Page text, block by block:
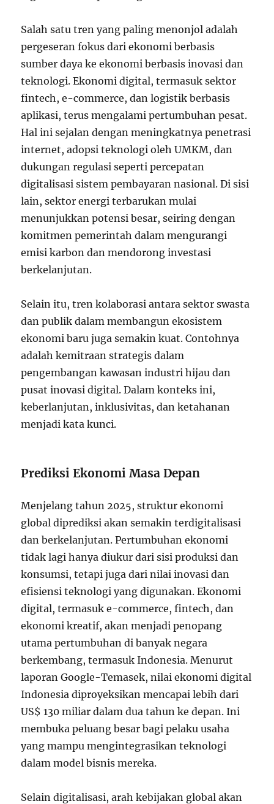
Salah satu tren yang paling menonjol adalah
pergeseran fokus dari ekonomi berbasis
sumber daya ke ekonomi berbasis inovasi dan
teknologi. Ekonomi digital, termasuk sektor
fintech, e-commerce, dan logistik berbasis
aplikasi, terus mengalami pertumbuhan pesat.
Hal ini sejalan dengan meningkatnya penetrasi
internet, adopsi teknologi oleh UMKM, dan
dukungan regulasi seperti percepatan
digitalisasi sistem pembayaran nasional. Di sisi
lain, sektor energi terbarukan mulai
menunjukkan potensi besar, seiring dengan
komitmen pemerintah dalam mengurangi
emisi karbon dan mendorong investasi
berkelanjutan.
Selain itu, tren kolaborasi antara sektor swasta
dan publik dalam membangun ekosistem
ekonomi baru juga semakin kuat. Contohnya
adalah kemitraan strategis dalam
pengembangan kawasan industri hijau dan
pusat inovasi digital. Dalam konteks ini,
keberlanjutan, inklusivitas, dan ketahanan
menjadi kata kunci.
Prediksi Ekonomi Masa Depan
Menjelang tahun 2025, struktur ekonomi
global diprediksi akan semakin terdigitalisasi
dan berkelanjutan. Pertumbuhan ekonomi
tidak lagi hanya diukur dari sisi produksi dan
konsumsi, tetapi juga dari nilai inovasi dan
efisiensi teknologi yang digunakan. Ekonomi
digital, termasuk e-commerce, fintech, dan
ekonomi kreatif, akan menjadi penopang
utama pertumbuhan di banyak negara
berkembang, termasuk Indonesia. Menurut
laporan Google-Temasek, nilai ekonomi digital
Indonesia diproyeksikan mencapai lebih dari
US$ 130 miliar dalam dua tahun ke depan. Ini
membuka peluang besar bagi pelaku usaha
yang mampu mengintegrasikan teknologi
dalam model bisnis mereka.
Selain digitalisasi, arah kebijakan global akan